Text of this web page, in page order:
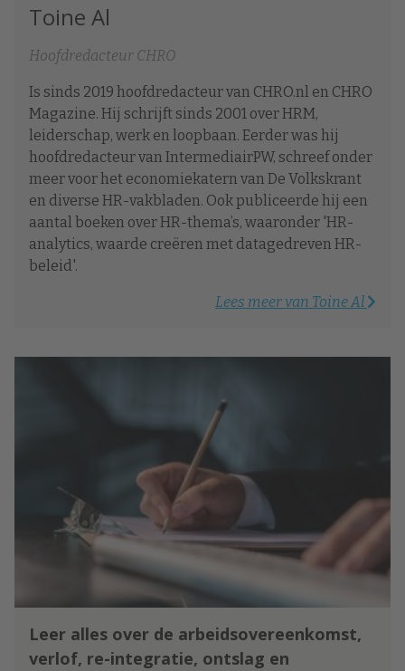
Toine Al
Hoofdredacteur CHRO
Is sinds 2019 hoofdredacteur van CHRO.nl en CHRO
Magazine. Hij schrijft sinds 2001 over HRM,
leiderschap, werk en loopbaan. Eerder was hij
hoofdredacteur van IntermediairPW, schreef onder
meer voor het economiekatern van De Volkskrant
en diverse HR-vakbladen. Ook publiceerde hij een
aantal boeken over HR-thema’s, waaronder 'HR-
analytics, waarde creëren met datagedreven HR-
beleid'.
Lees meer van Toine Al
Leer alles over de arbeidsovereenkomst,
verlof, re-integratie, ontslag en